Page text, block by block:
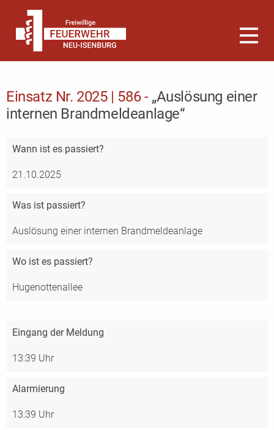
Einsatz Nr. 2025 | 586 - „Auslösung einer
internen Brandmeldeanlage“
Wann ist es passiert?
21.10.2025
Was ist passiert?
Auslösung einer internen Brandmeldeanlage
Wo ist es passiert?
Hugenottenallee
Eingang der Meldung
13:39 Uhr
Alarmierung
13:39 Uhr